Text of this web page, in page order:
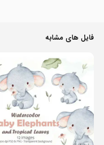
فایل های مشابه